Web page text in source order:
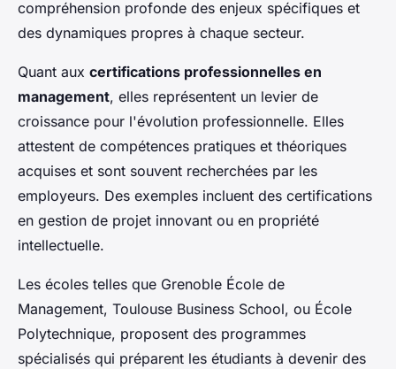
compréhension profonde des enjeux spécifiques et
des dynamiques propres à chaque secteur.
Quant aux certifications professionnelles en
management, elles représentent un levier de
croissance pour l'évolution professionnelle. Elles
attestent de compétences pratiques et théoriques
acquises et sont souvent recherchées par les
employeurs. Des exemples incluent des certifications
en gestion de projet innovant ou en propriété
intellectuelle.
Les écoles telles que Grenoble École de
Management, Toulouse Business School, ou École
Polytechnique, proposent des programmes
spécialisés qui préparent les étudiants à devenir des